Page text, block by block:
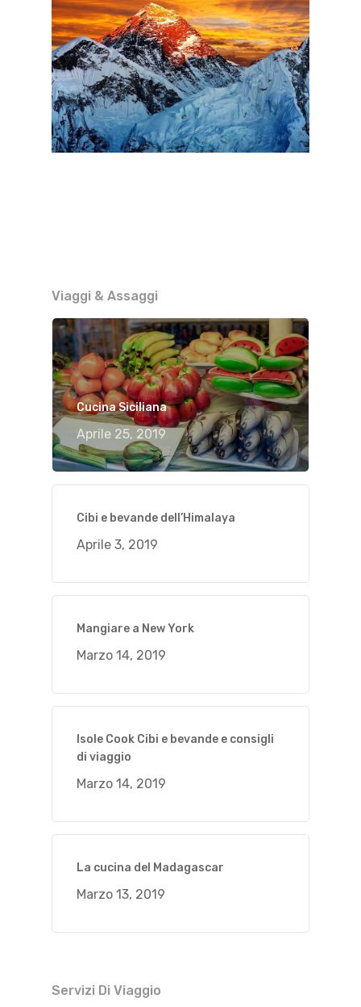
Viaggi & Assaggi
Cucina Siciliana
Aprile 25, 2019
Cibi e bevande dell’Himalaya
Aprile 3, 2019
Mangiare a New York
Marzo 14, 2019
Isole Cook Cibi e bevande e consigli
di viaggio
Marzo 14, 2019
La cucina del Madagascar
Marzo 13, 2019
Servizi Di Viaggio